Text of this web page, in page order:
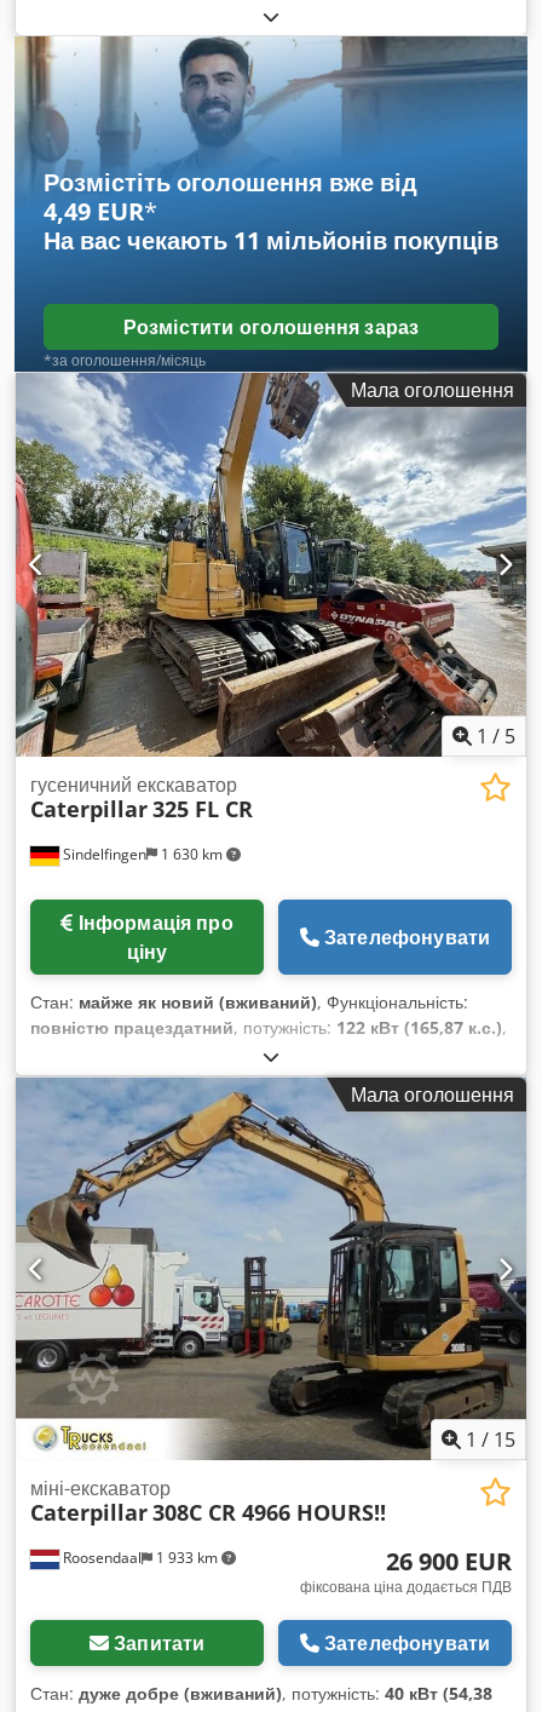
, Рік виготовлення:
мотогодини:4 200 h, Обладнання:стандартна лопата,
Розмістіть оголошення вже від
4,49 EUR*
На вас чекають 11 мільйонів покупців
Розмістити оголошення зараз
*за оголошення/місяць
Мала оголошення
1 / 5
Sindelfingen 1 630 km
гусеничний екскаватор
Caterpillar325 FL CR
ціну
Зателефонувати
Стан: майже як новий (вживаний), Функціональність:
повністю працездатний, потужність: 122 кВт (165,87 к.с.),
, мотогодини:
кондиціонер, * 3 800 годин * Монобалка * Підтримка
відвалу * Кондиціонер * Система камер * Повністю
гідравлічний швидкозмінник Oilquick OQ70/55 *
Центральне змащення * Потужність двигуна 122 кВт *
Робоча вага 25 000 кг Dkjdpezdn Syjfx Aquor * 1 x глибокий
ківш * Стан як новий
Мала оголошення
1 / 15
Roosendaal 1 933 km
міні-екскаватор
Caterpillar308C CR 4966 HOURS!!
26 900 EUR
фіксована ціна додається ПДВ
Запитати Зателефонувати
Стан: дуже добре (вживаний), потужність: 40 кВт (54,38